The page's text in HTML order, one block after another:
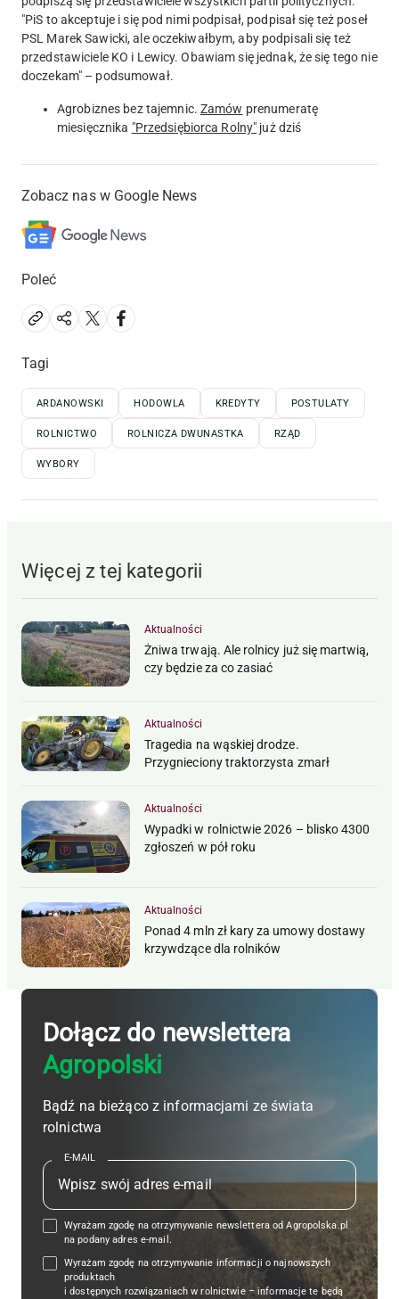
"PiS to akceptuje i się pod nimi podpisał, podpisał się też poseł
PSL Marek Sawicki, ale oczekiwałbym, aby podpisali się też
przedstawiciele KO i Lewicy. Obawiam się jednak, że się tego nie
doczekam" – podsumował.
Agrobiznes bez tajemnic. Zamów prenumeratę
miesięcznika "Przedsiębiorca Rolny" już dziś
Zobacz nas w Google News
Poleć
Tagi
ARDANOWSKI HODOWLA KREDYTY POSTULATY
ROLNICTWO ROLNICZA DWUNASTKA RZĄD
WYBORY
Więcej z tej kategorii
Aktualności
Żniwa trwają. Ale rolnicy już się martwią,
czy będzie za co zasiać
Aktualności
Tragedia na wąskiej drodze.
Przygnieciony traktorzysta zmarł
Aktualności
Wypadki w rolnictwie 2026 – blisko 4300
zgłoszeń w pół roku
Aktualności
Ponad 4 mln zł kary za umowy dostawy
krzywdzące dla rolników
Dołącz do newslettera
Agropolski
Bądź na bieżąco z informacjami ze świata
rolnictwa
E-MAIL
Wyrażam zgodę na otrzymywanie newslettera od Agropolska.pl
na podany adres e-mail.
Wyrażam zgodę na otrzymywanie informacji o najnowszych
produktach
i dostępnych rozwiązaniach w rolnictwie – informacje te będą